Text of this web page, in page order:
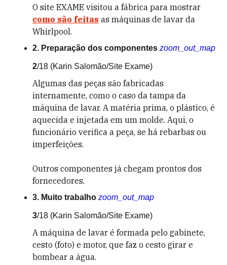
O site EXAME visitou a fábrica para mostrar
como são feitas as máquinas de lavar da
Whirlpool.
2. Preparação dos componentes zoom_out_map
2/18 (Karin Salomão/Site Exame)
Algumas das peças são fabricadas
internamente, como o caso da tampa da
máquina de lavar. A matéria prima, o plástico, é
aquecida e injetada em um molde. Aqui, o
funcionário verifica a peça, se há rebarbas ou
imperfeições.
Outros componentes já chegam prontos dos
fornecedores.
3. Muito trabalho zoom_out_map
3/18 (Karin Salomão/Site Exame)
A máquina de lavar é formada pelo gabinete,
cesto (foto) e motor, que faz o cesto girar e
bombear a água.